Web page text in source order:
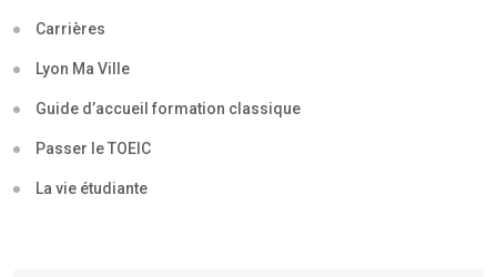
Carrières
Lyon Ma Ville
Guide d’accueil formation classique
Passer le TOEIC
La vie étudiante